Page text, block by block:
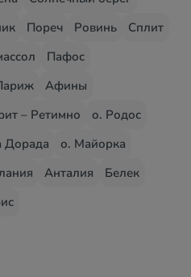
Пореч Ровинь
Сплит
Пафос
Афины
– Ретимно
о. Родос
Дорада
о. Майорка
Анталия
Белек